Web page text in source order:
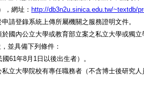
，網址： http://db3n2u.sinica.edu.tw/~textdb/
請登錄系統上傳所屬機關之服務證明文件。
國內公立大學或教育部立案之私立大學或獨
並具備下列條件：
61年8月1日以後出生者）。
立大學院校有專任職務者（不含博士後研究人